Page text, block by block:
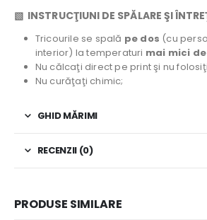
▧ INSTRUCŢIUNI DE SPĂLARE ŞI
Tricourile se spală pe dos (cu
interior) la temperaturi mai mici
Nu călcaţi direct pe print şi nu
Nu curăţaţi chimic;
GHID MĂRIMI
RECENZII (0)
PRODUSE SIMILARE